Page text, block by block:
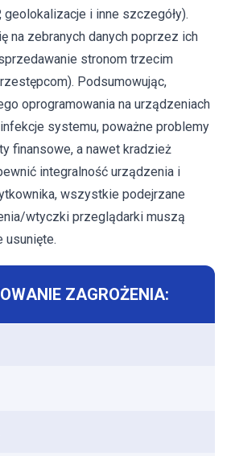
i inne szczegóły).
na zebranych danych poprzez ich
stronom trzecim
Podsumowując,
oprogramowania na urządzeniach
systemu, poważne problemy
finansowe, a nawet kradzież
integralność urządzenia i
wszystkie podejrzane
wtyczki przeglądarki muszą
usunięte.
ZAGROŻENIA: